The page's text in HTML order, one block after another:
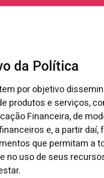
da Política
por objetivo
produtos e serviços,
Financeira, de
e, a partir
que permitam a
no uso de seus